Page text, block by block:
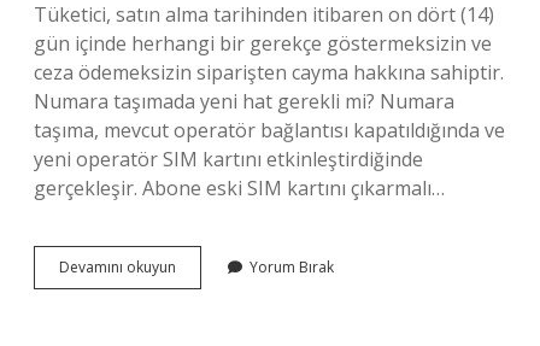
Tüketici, satın alma tarihinden itibaren on dört (14)
gün içinde herhangi bir gerekçe göstermeksizin ve
ceza ödemeksizin siparişten cayma hakkına sahiptir.
Numara taşımada yeni hat gerekli mi? Numara
taşıma, mevcut operatör bağlantısı kapatıldığında ve
yeni operatör SIM kartını etkinleştirdiğinde
gerçekleşir. Abone eski SIM kartını çıkarmalı…
Devamını okuyun Numara
Taşıyınca
Yorum Bırak